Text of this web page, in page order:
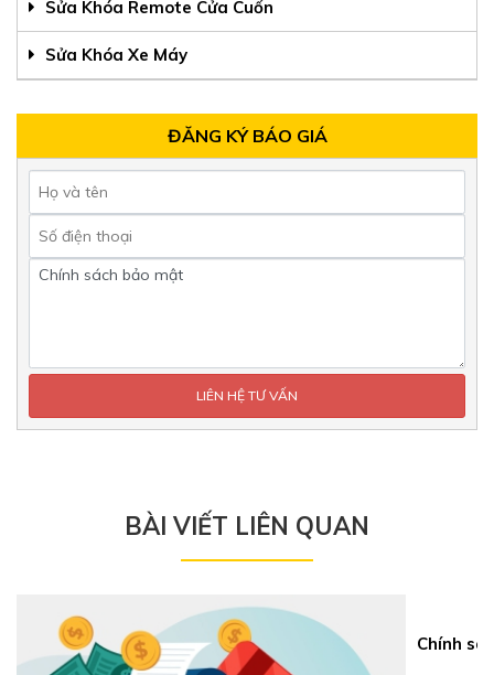
Sửa Khóa Remote Cửa Cuốn
Sửa Khóa Xe Máy
ĐĂNG KÝ BÁO GIÁ
BÀI VIẾT LIÊN QUAN
Chính sách bảo hành